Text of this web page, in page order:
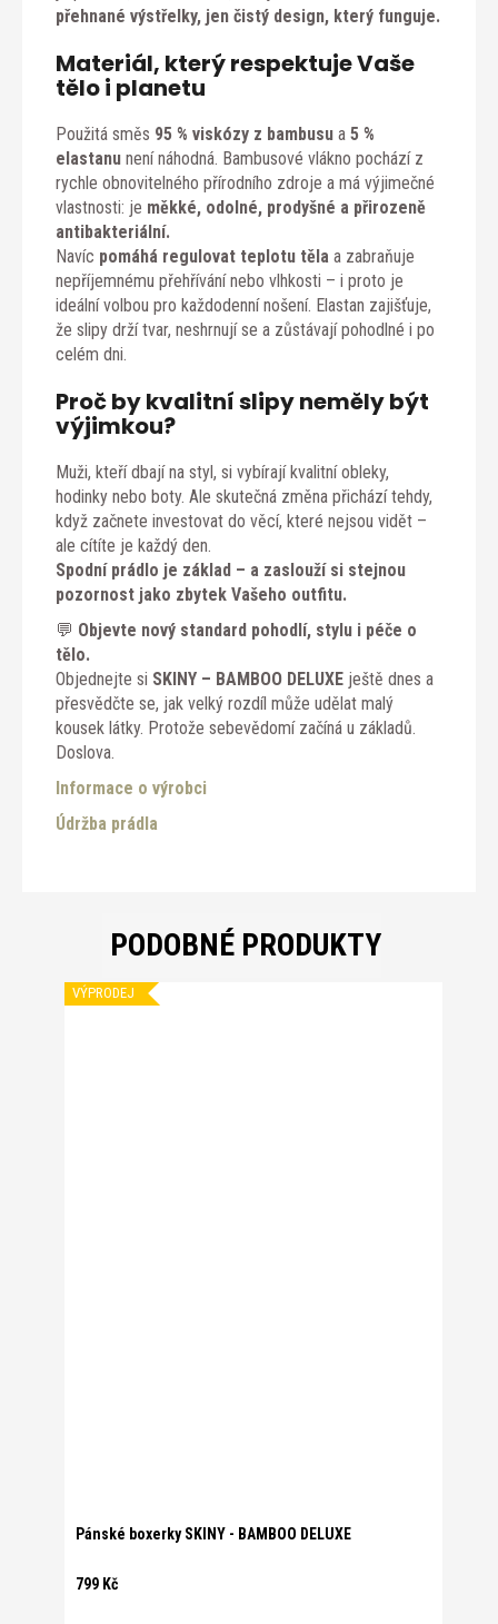
přehnané výstřelky, jen čistý design, který funguje.
Materiál, který respektuje Vaše
tělo i planetu
Použitá směs 95 % viskózy z bambusu a 5 %
elastanu není náhodná. Bambusové vlákno pochází z
rychle obnovitelného přírodního zdroje a má výjimečné
vlastnosti: je měkké, odolné, prodyšné a přirozeně
antibakteriální.
Navíc pomáhá regulovat teplotu těla a zabraňuje
nepříjemnému přehřívání nebo vlhkosti – i proto je
ideální volbou pro každodenní nošení. Elastan zajišťuje,
že slipy drží tvar, neshrnují se a zůstávají pohodlné i po
celém dni.
Proč by kvalitní slipy neměly být
výjimkou?
Muži, kteří dbají na styl, si vybírají kvalitní obleky,
hodinky nebo boty. Ale skutečná změna přichází tehdy,
když začnete investovat do věcí, které nejsou vidět –
ale cítíte je každý den.
Spodní prádlo je základ – a zaslouží si stejnou
pozornost jako zbytek Vašeho outfitu.
💬 Objevte nový standard pohodlí, stylu i péče o
tělo.
Objednejte si SKINY – BAMBOO DELUXE ještě dnes a
přesvědčte se, jak velký rozdíl může udělat malý
kousek látky. Protože sebevědomí začíná u základů.
Doslova.
Informace o výrobci
Údržba prádla
PODOBNÉ PRODUKTY
VÝPRODEJ
Pánské boxerky SKINY - BAMBOO DELUXE
799 Kč